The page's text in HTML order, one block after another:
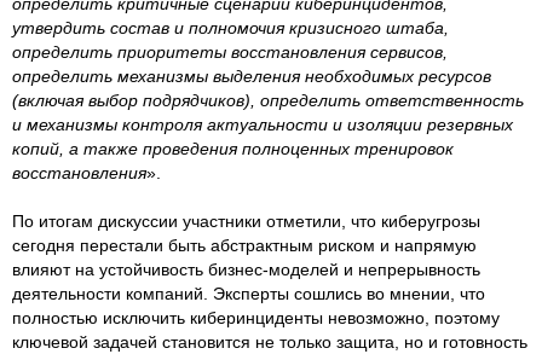
утвердить состав и полномочия кризисного штаба,
определить приоритеты восстановления сервисов,
определить механизмы выделения необходимых ресурсов
(включая выбор подрядчиков), определить ответственность
и механизмы контроля актуальности и изоляции резервных
копий, а также проведения полноценных тренировок
восстановления».
По итогам дискуссии участники отметили, что киберугрозы
сегодня перестали быть абстрактным риском и напрямую
влияют на устойчивость бизнес-моделей и непрерывность
деятельности компаний. Эксперты сошлись во мнении, что
полностью исключить киберинциденты невозможно, поэтому
ключевой задачей становится не только защита, но и готовность